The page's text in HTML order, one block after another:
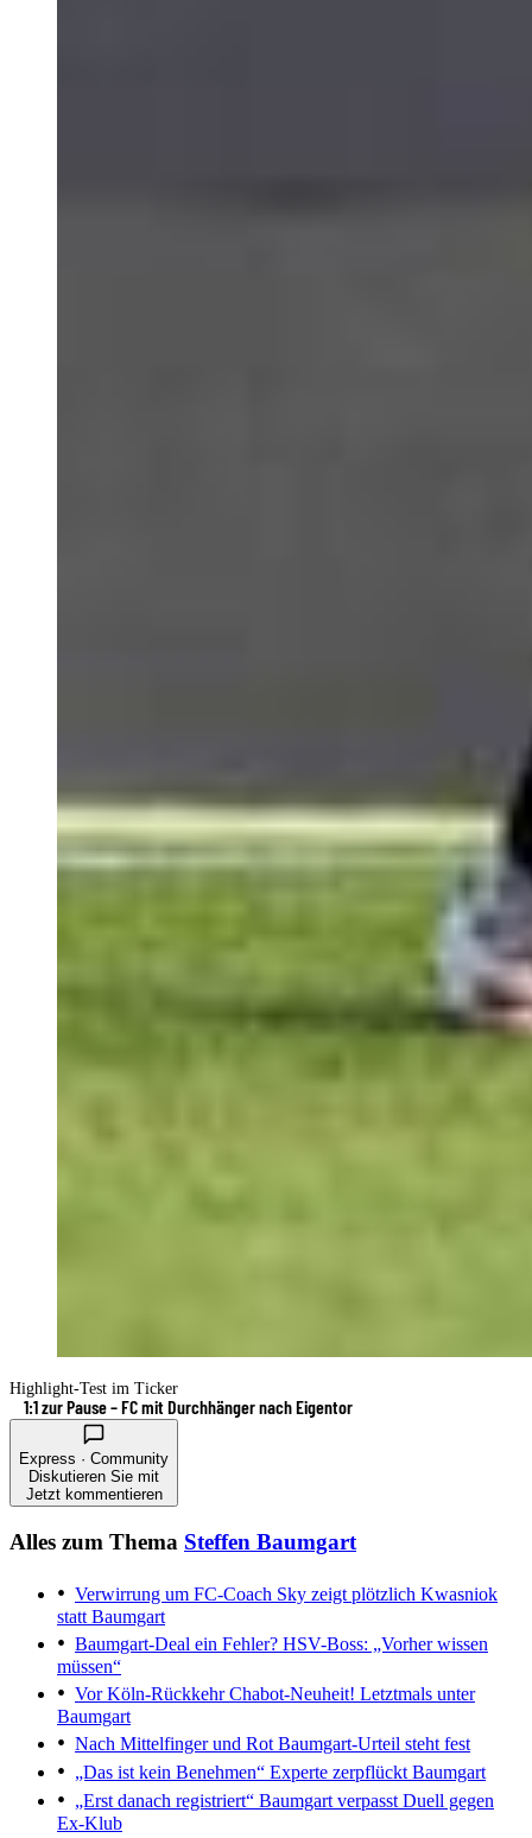
Highlight-Test im Ticker
1:1 zur Pause – FC mit Durchhänger nach Eigentor
Express · Community
Diskutieren Sie mit
Jetzt kommentieren
Alles zum Thema Steffen Baumgart
Verwirrung um FC-Coach Sky zeigt plötzlich Kwasniok
statt Baumgart
Baumgart-Deal ein Fehler? HSV-Boss: „Vorher wissen
müssen“
Vor Köln-RückkehrChabot-Neuheit! Letztmals unter
Baumgart
Nach Mittelfinger und Rot Baumgart-Urteil steht fest
„Das ist kein Benehmen“ Experte zerpflückt Baumgart
„Erst danach registriert“ Baumgart verpasst Duell gegen
Ex-Klub